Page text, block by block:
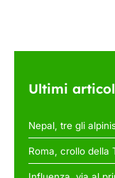
Ultimi
Nepal, tre gli
Roma, crollo della